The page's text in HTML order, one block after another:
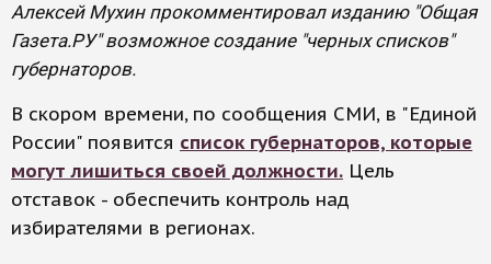
Алексей Мухин прокомментировал изданию "Общая
Газета.РУ" возможное создание "черных списков"
губернаторов.
В скором времени, по сообщения СМИ, в "Единой
России" появится список губернаторов, которые
могут лишиться своей должности. Цель
отставок - обеспечить контроль над
избирателями в регионах.